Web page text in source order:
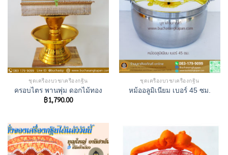
ชุดเครื่องบวช/เครื่องกฐิน
ครอบไตร พานพุ่ม ดอกไม้ทอง
฿1,790.00
ชุดเครื่องบวช/เครื่องกฐิน
หม้ออลูมิเนียม เบอร์ 45 ซม.